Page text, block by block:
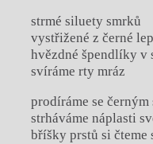
strmé siluety smrků
vystřižené z černé
hvězdné špendlíky v
svíráme rty mráz
prodíráme se černým
strháváme náplasti
bříšky prstů si čteme